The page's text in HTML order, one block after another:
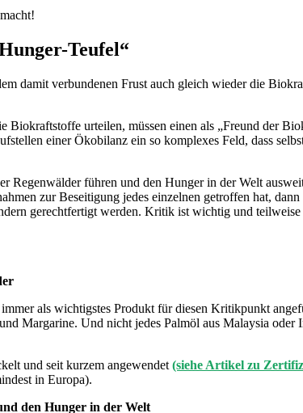
Teufel“
damit verbundenen Frust auch gleich wieder die
urteilen, müssen einen als „Freund der
einer Ökobilanz ein so komplexes Feld, dass
Regenwälder führen und den Hunger in der Welt
zur Beseitigung jedes einzelnen getroffen hat,
gerechtfertigt werden. Kritik ist wichtig und
als wichtigstes Produkt für diesen Kritikpunkt
Margarine. Und nicht jedes Palmöl aus Malaysia
und seit kurzem angewendet (siehe Artikel zu
in Europa).
den Hunger in der Welt